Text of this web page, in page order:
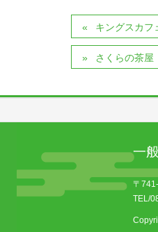
キングスカフ
さくらの茶屋
一
〒
TEL/